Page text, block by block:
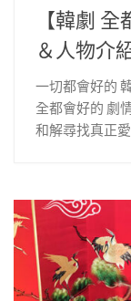
【韓劇
＆人物介
一切都會好的
全都會好的 劇
和解尋找真正